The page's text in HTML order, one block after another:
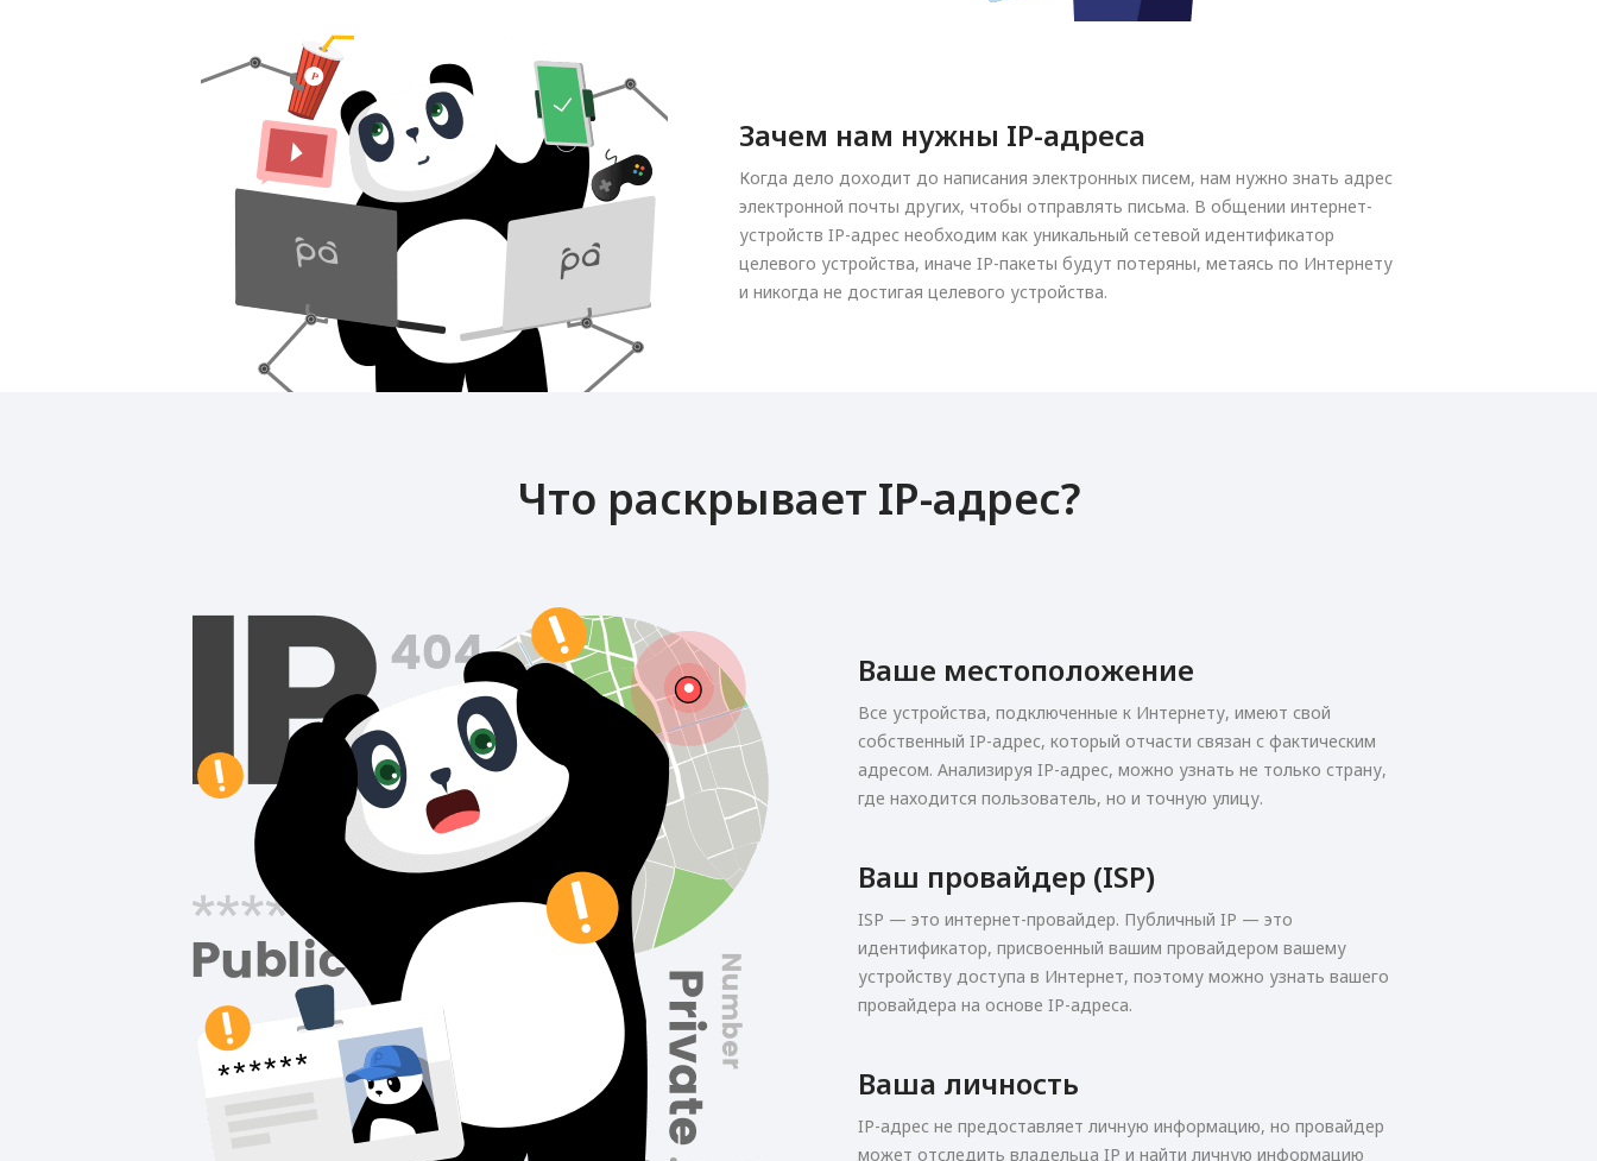
Зачем нам нужны IP-адреса
Когда дело доходит до написания электронных писем, нам нужно знать адрес
электронной почты других, чтобы отправлять письма. В общении интернет-
устройств IP-адрес необходим как уникальный сетевой идентификатор
целевого устройства, иначе IP-пакеты будут потеряны, метаясь по Интернету
и никогда не достигая целевого устройства.
Что раскрывает IP-адрес?
Ваше местоположение
Все устройства, подключенные к Интернету, имеют свой
собственный IP-адрес, который отчасти связан с фактическим
адресом. Анализируя IP-адрес, можно узнать не только страну,
где находится пользователь, но и точную улицу.
Ваш провайдер (ISP)
ISP — это интернет-провайдер. Публичный IP — это
идентификатор, присвоенный вашим провайдером вашему
устройству доступа в Интернет, поэтому можно узнать вашего
провайдера на основе IP-адреса.
Ваша личность
IP-адрес не предоставляет личную информацию, но провайдер
может отследить владельца IP и найти личную информацию